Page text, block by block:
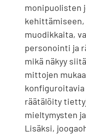
monipuolisten
muodikkaita,
personointi ja
mikä näkyy
mittojen
räätälöity
mieltymysten
Lisäksi,